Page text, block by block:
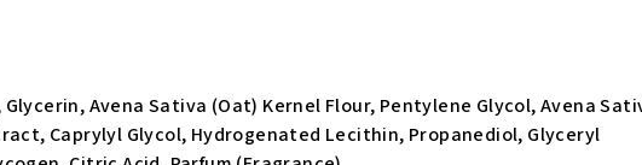
Avena Sativa (Oat) Kernel Flour, Pentylene Glycol, Avena
Caprylyl Glycol, Hydrogenated Lecithin, Propanediol, Glyceryl